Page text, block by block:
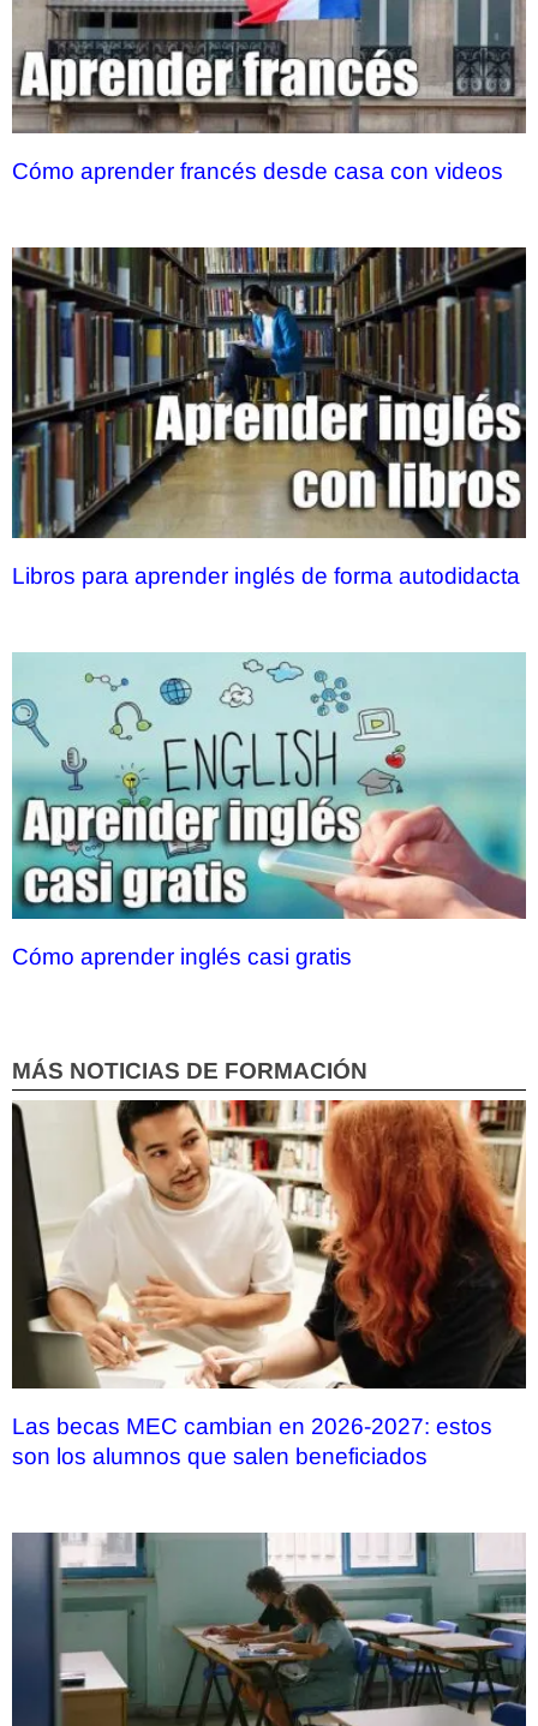
Cómo aprender francés desde casa con videos
Libros para aprender inglés de forma autodidacta
Cómo aprender inglés casi gratis
MÁS NOTICIAS DE FORMACIÓN
Las becas MEC cambian en 2026-2027: estos
son los alumnos que salen beneficiados